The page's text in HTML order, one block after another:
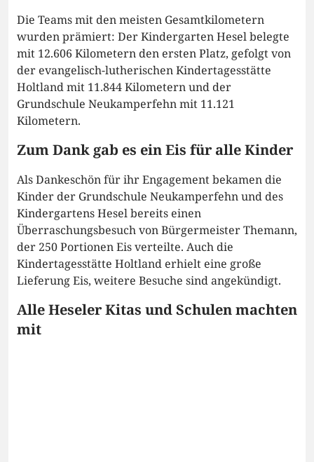
Die Teams mit den meisten Gesamtkilometern
wurden prämiert: Der Kindergarten Hesel belegte
mit 12.606 Kilometern den ersten Platz, gefolgt von
der evangelisch-lutherischen Kindertagesstätte
Holtland mit 11.844 Kilometern und der
Grundschule Neukamperfehn mit 11.121
Kilometern.
Zum Dank gab es ein Eis für alle Kinder
Als Dankeschön für ihr Engagement bekamen die
Kinder der Grundschule Neukamperfehn und des
Kindergartens Hesel bereits einen
Überraschungsbesuch von Bürgermeister Themann,
der 250 Portionen Eis verteilte. Auch die
Kindertagesstätte Holtland erhielt eine große
Lieferung Eis, weitere Besuche sind angekündigt.
Alle Heseler Kitas und Schulen machten
mit